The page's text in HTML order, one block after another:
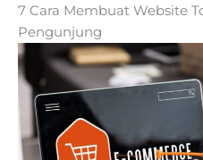
7 Cara Membuat Website
Pengunjung